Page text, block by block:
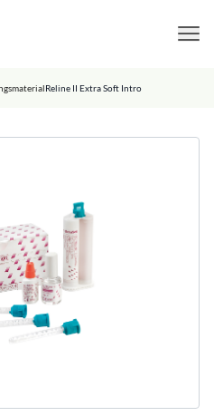
Reline II Extra Soft Intro